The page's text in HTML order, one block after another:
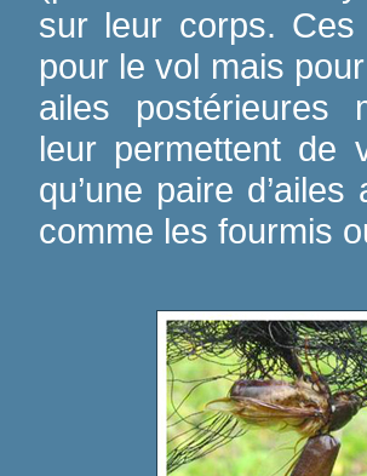
sur leur corps.
pour le vol mais
ailes postérieures
leur permettent de
qu’une paire
comme les fourmis